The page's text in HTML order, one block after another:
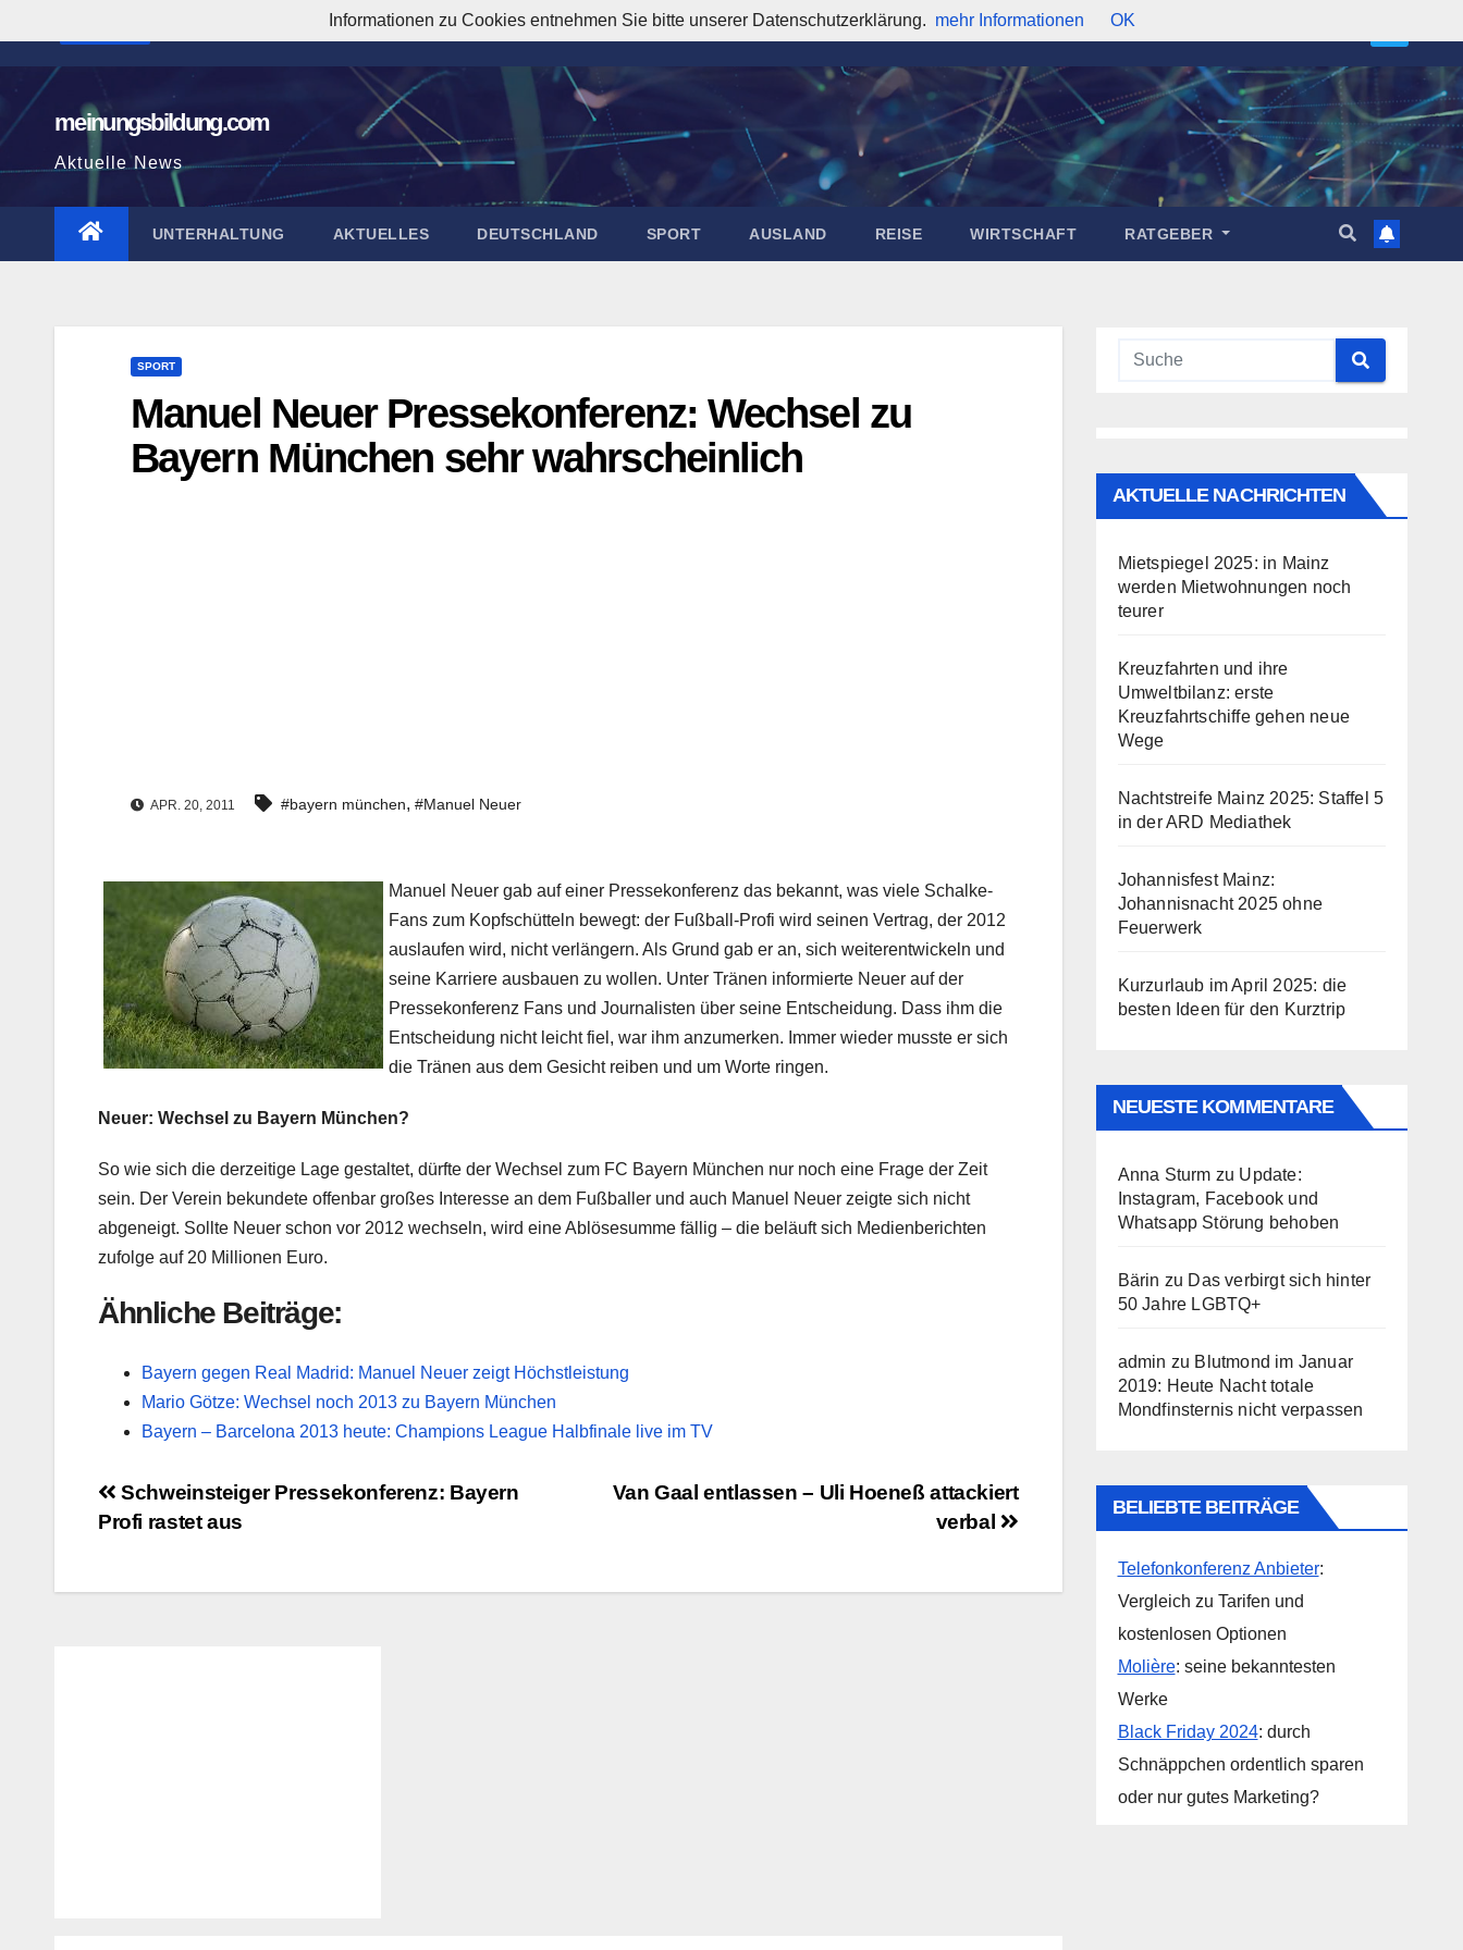
Inhalt
springen
meinungsbildung.com
Aktuelle News
UNTERHALTUNG AKTUELLES DEUTSCHLAND SPORT AUSLAND REISE WIRTSCHAFT RATGEBER
SPORT
Manuel Neuer Pressekonferenz: Wechsel zu
Bayern München sehr wahrscheinlich
APR. 20, 2011 #bayern münchen, #Manuel Neuer
Manuel Neuer gab auf einer Pressekonferenz das bekannt, was viele Schalke-
Fans zum Kopfschütteln bewegt: der Fußball-Profi wird seinen Vertrag, der 2012
auslaufen wird, nicht verlängern. Als Grund gab er an, sich weiterentwickeln und
seine Karriere ausbauen zu wollen. Unter Tränen informierte Neuer auf der
Pressekonferenz Fans und Journalisten über seine Entscheidung. Dass ihm die
Entscheidung nicht leicht fiel, war ihm anzumerken. Immer wieder musste er sich
die Tränen aus dem Gesicht reiben und um Worte ringen.
Neuer: Wechsel zu Bayern München?
So wie sich die derzeitige Lage gestaltet, dürfte der Wechsel zum FC Bayern München nur noch eine Frage der Zeit
sein. Der Verein bekundete offenbar großes Interesse an dem Fußballer und auch Manuel Neuer zeigte sich nicht
abgeneigt. Sollte Neuer schon vor 2012 wechseln, wird eine Ablösesumme fällig – die beläuft sich Medienberichten
zufolge auf 20 Millionen Euro.
Ähnliche Beiträge:
Bayern gegen Real Madrid: Manuel Neuer zeigt Höchstleistung
Mario Götze: Wechsel noch 2013 zu Bayern München
Bayern – Barcelona 2013 heute: Champions League Halbfinale live im TV
Beitragsnavigation
Van Gaal entlassen – Uli Hoeneß attackiert
verbal
Schweinsteiger Pressekonferenz: Bayern
Profi rastet aus
AKTUELLE NACHRICHTEN
Mietspiegel 2025: in Mainz
werden Mietwohnungen noch
teurer
Kreuzfahrten und ihre
Umweltbilanz: erste
Kreuzfahrtschiffe gehen neue
Wege
Nachtstreife Mainz 2025: Staffel 5
in der ARD Mediathek
Johannisfest Mainz:
Johannisnacht 2025 ohne
Feuerwerk
Kurzurlaub im April 2025: die
besten Ideen für den Kurztrip
NEUESTE KOMMENTARE
Anna Sturm zu Update:
Instagram, Facebook und
Whatsapp Störung behoben
Bärin zu Das verbirgt sich hinter
50 Jahre LGBTQ+
admin zu Blutmond im Januar
2019: Heute Nacht totale
Mondfinsternis nicht verpassen
BELIEBTE BEITRÄGE
Telefonkonferenz Anbieter:
Vergleich zu Tarifen und
kostenlosen Optionen
Molière: seine bekanntesten
Werke
Black Friday 2024: durch
Schnäppchen ordentlich sparen
oder nur gutes Marketing?
Informationen zu Cookies entnehmen Sie bitte unserer Datenschutzerklärung. mehr Informationen OK